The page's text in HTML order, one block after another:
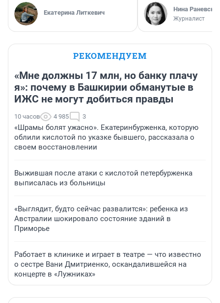
Екатерина Литкевич Нина
Журналист
РЕКОМЕНДУЕМ
«Мне должны 17 млн, но банку плачу
я»: почему в Башкирии обманутые в
ИЖС не могут добиться правды
10 часов 4 985 3
«Шрамы болят ужасно». Екатеринбурженка, которую
облили кислотой по указке бывшего, рассказала о
своем восстановлении
Выжившая после атаки с кислотой петербурженка
выписалась из больницы
«Выглядит, будто сейчас развалится»: ребенка из
Австралии шокировало состояние зданий в
Приморье
Работает в клинике и играет в театре — что известно
о сестре Вани Дмитриенко, оскандалившейся на
концерте в «Лужниках»